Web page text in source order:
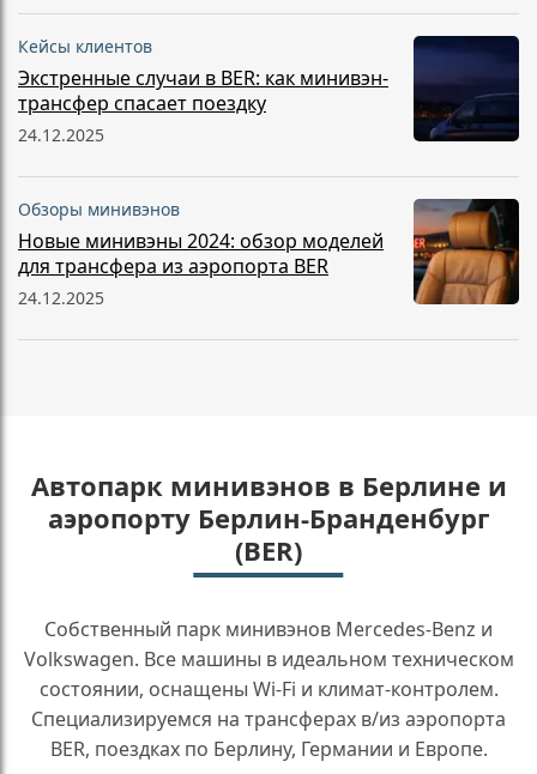
Кейсы клиентов
Экстренные случаи в BER: как минивэн-
трансфер спасает поездку
24.12.2025
Обзоры минивэнов
Новые минивэны 2024: обзор моделей
для трансфера из аэропорта BER
24.12.2025
Автопарк минивэнов в Берлине и
аэропорту Берлин-Бранденбург
(BER)
Собственный парк минивэнов Mercedes-Benz и
Volkswagen. Все машины в идеальном техническом
состоянии, оснащены Wi-Fi и климат-контролем.
Специализируемся на трансферах в/из аэропорта
BER, поездках по Берлину, Германии и Европе.